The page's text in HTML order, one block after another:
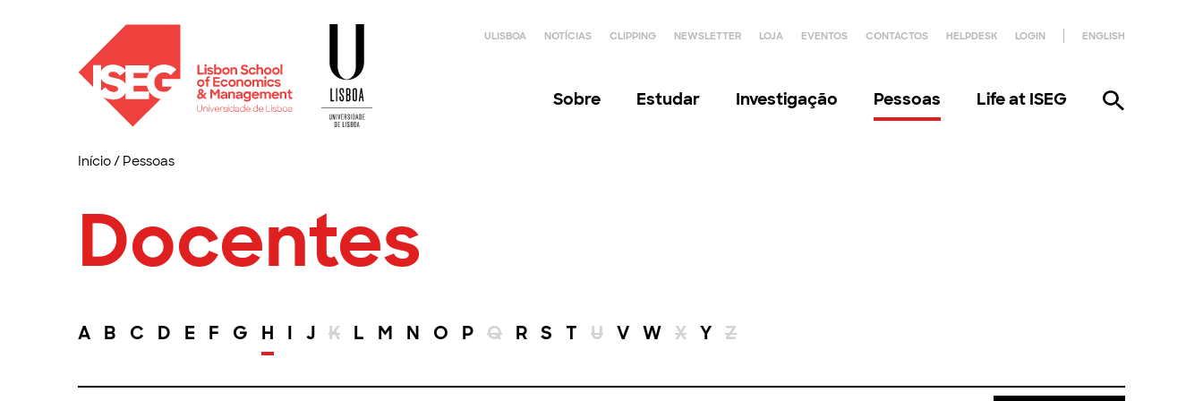
ULISBOA NOTÍCIAS CLIPPING NEWSLETTER LOJA EVENTOS CONTACTOS HELPDESK LOGIN ENGLISH
Sobre Estudar Investigação Pessoas Life at ISEG
Início/ Pessoas
Docentes
A B C D E F G H I J K L M N O P Q R S T U V W X Y Z